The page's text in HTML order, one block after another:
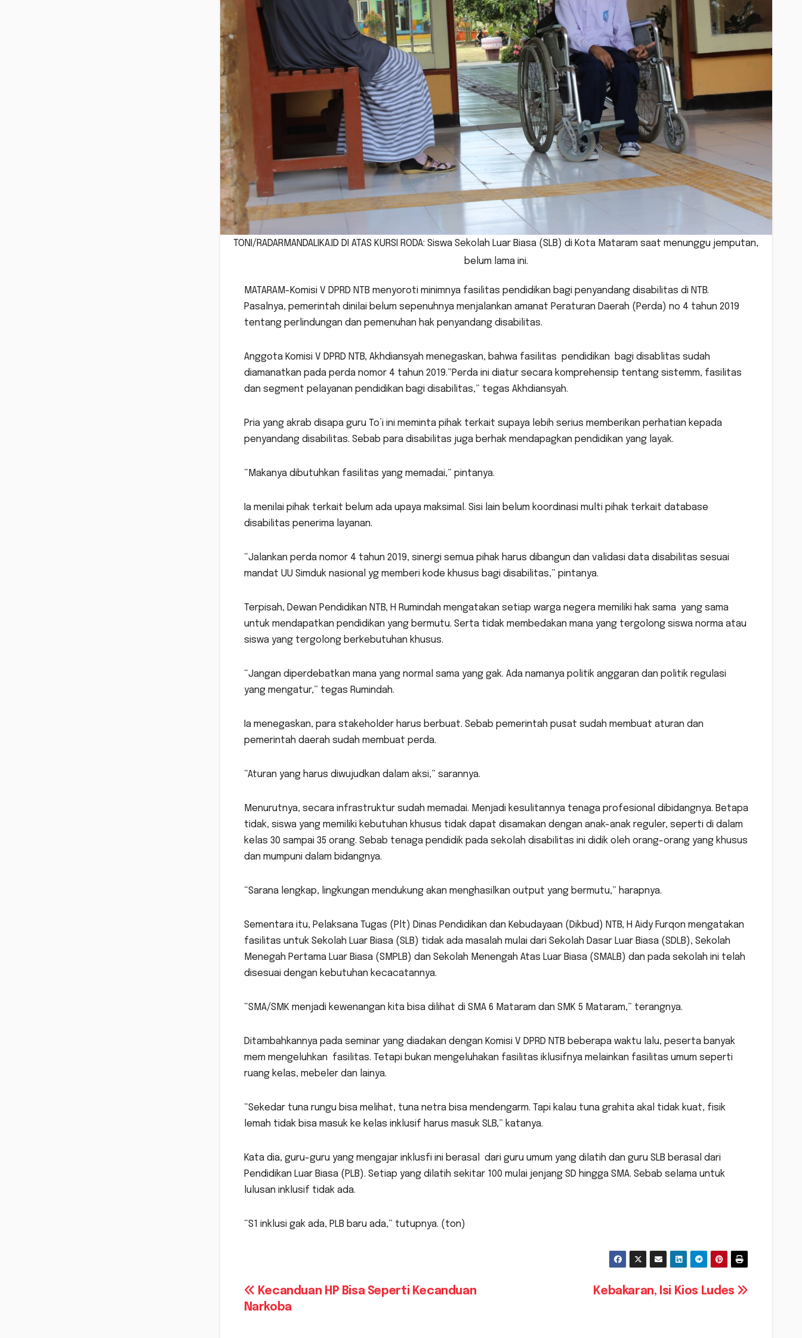
TONI/RADARMANDALIKA.ID DI ATAS KURSI RODA: Siswa Sekolah Luar Biasa (SLB) di Kota Mataram saat menunggu jemputan,
belum lama ini.
MATARAM-Komisi V DPRD NTB menyoroti minimnya fasilitas pendidikan bagi penyandang disabilitas di NTB.
Pasalnya, pemerintah dinilai belum sepenuhnya menjalankan amanat Peraturan Daerah (Perda) no 4 tahun 2019
tentang perlindungan dan pemenuhan hak penyandang disabilitas.
Anggota Komisi V DPRD NTB, Akhdiansyah menegaskan, bahwa fasilitas pendidikan bagi disablitas sudah
diamanatkan pada perda nomor 4 tahun 2019.”Perda ini diatur secara komprehensip tentang sistemm, fasilitas
dan segment pelayanan pendidikan bagi disabilitas,” tegas Akhdiansyah.
Pria yang akrab disapa guru To’i ini meminta pihak terkait supaya lebih serius memberikan perhatian kepada
penyandang disabilitas. Sebab para disabilitas juga berhak mendapagkan pendidikan yang layak.
“Makanya dibutuhkan fasilitas yang memadai,” pintanya.
Ia menilai pihak terkait belum ada upaya maksimal. Sisi lain belum koordinasi multi pihak terkait database
disabilitas penerima layanan.
“Jalankan perda nomor 4 tahun 2019, sinergi semua pihak harus dibangun dan validasi data disabilitas sesuai
mandat UU Simduk nasional yg memberi kode khusus bagi disabilitas,” pintanya.
Terpisah, Dewan Pendidikan NTB, H Rumindah mengatakan setiap warga negera memiliki hak sama yang sama
untuk mendapatkan pendidikan yang bermutu. Serta tidak membedakan mana yang tergolong siswa norma atau
siswa yang tergolong berkebutuhan khusus.
“Jangan diperdebatkan mana yang normal sama yang gak. Ada namanya politik anggaran dan politik regulasi
yang mengatur,” tegas Rumindah.
Ia menegaskan, para stakeholder harus berbuat. Sebab pemerintah pusat sudah membuat aturan dan
pemerintah daerah sudah membuat perda.
“Aturan yang harus diwujudkan dalam aksi,” sarannya.
Menurutnya, secara infrastruktur sudah memadai. Menjadi kesulitannya tenaga profesional dibidangnya. Betapa
tidak, siswa yang memiliki kebutuhan khusus tidak dapat disamakan dengan anak-anak reguler, seperti di dalam
kelas 30 sampai 35 orang. Sebab tenaga pendidik pada sekolah disabilitas ini didik oleh orang-orang yang khusus
dan mumpuni dalam bidangnya.
“Sarana lengkap, lingkungan mendukung akan menghasilkan output yang bermutu,” harapnya.
Sementara itu, Pelaksana Tugas (Plt) Dinas Pendidikan dan Kebudayaan (Dikbud) NTB, H Aidy Furqon mengatakan
fasilitas untuk Sekolah Luar Biasa (SLB) tidak ada masalah mulai dari Sekolah Dasar Luar Biasa (SDLB), Sekolah
Menegah Pertama Luar Biasa (SMPLB) dan Sekolah Menengah Atas Luar Biasa (SMALB) dan pada sekolah ini telah
disesuai dengan kebutuhan kecacatannya.
“SMA/SMK menjadi kewenangan kita bisa dilihat di SMA 6 Mataram dan SMK 5 Mataram,” terangnya.
Ditambahkannya pada seminar yang diadakan dengan Komisi V DPRD NTB beberapa waktu lalu, peserta banyak
mem mengeluhkan fasilitas. Tetapi bukan mengeluhakan fasilitas iklusifnya melainkan fasilitas umum seperti
ruang kelas, mebeler dan lainya.
“Sekedar tuna rungu bisa melihat, tuna netra bisa mendengarm. Tapi kalau tuna grahita akal tidak kuat, fisik
lemah tidak bisa masuk ke kelas inklusif harus masuk SLB,” katanya.
Kata dia, guru-guru yang mengajar inklusfi ini berasal dari guru umum yang dilatih dan guru SLB berasal dari
Pendidikan Luar Biasa (PLB). Setiap yang dilatih sekitar 100 mulai jenjang SD hingga SMA. Sebab selama untuk
lulusan inklusif tidak ada.
“S1 inklusi gak ada, PLB baru ada,” tutupnya. (ton)
Navigasi
Kebakaran, Isi Kios Ludes
Kecanduan HP Bisa Seperti Kecanduan
Narkoba